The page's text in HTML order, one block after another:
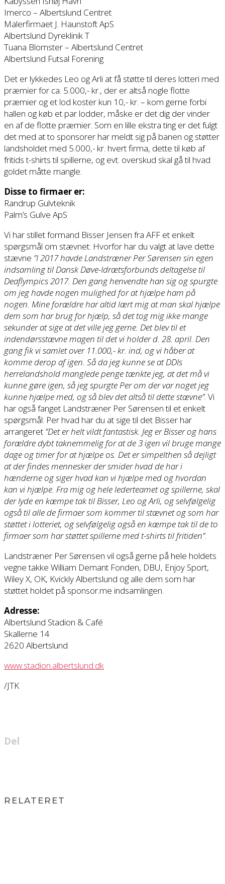
Imerco – Albertslund Centret
Malerfirmaet J. Haunstoft ApS
Albertslund Dyreklinik T
Tuana Blomster – Albertslund Centret
Albertslund Futsal Forening
Det er lykkedes Leo og Arli at få støtte til deres lotteri med
præmier for ca. 5.000,- kr., der er altså nogle flotte
præmier og et lod koster kun 10,- kr. – kom gerne forbi
hallen og køb et par lodder, måske er det dig der vinder
en af de flotte præmier. Som en lille ekstra ting er det fulgt
det med at to sponsorer har meldt sig på banen og støtter
landsholdet med 5.000,- kr. hvert firma, dette til køb af
fritids t-shirts til spillerne, og evt. overskud skal gå til hvad
goldet måtte mangle.
Disse to firmaer er:
Randrup Gulvteknik
Palm’s Gulve ApS
Vi har stillet formand Bisser Jensen fra AFF et enkelt
spørgsmål om stævnet: Hvorfor har du valgt at lave dette
stævne ”I 2017 havde Landstræner Per Sørensen sin egen
indsamling til Dansk Døve-Idrætsforbunds deltagelse til
Deaflympics 2017. Den gang henvendte han sig og spurgte
om jeg havde nogen mulighed for at hjælpe ham på
nogen. Mine forældre har altid lært mig at man skal hjælpe
dem som har brug for hjælp, så det tog mig ikke mange
sekunder at sige at det ville jeg gerne. Det blev til et
indendørsstævne magen til det vi holder d. 28. april. Den
gang fik vi samlet over 11.000,- kr. ind, og vi håber at
komme derop af igen. Så da jeg kunne se at DDIs
herrelandshold manglede penge tænkte jeg, at det må vi
kunne gøre igen, så jeg spurgte Per om der var noget jeg
kunne hjælpe med, og så blev det altså til dette stævne”. Vi
har også fanget Landstræner Per Sørensen til et enkelt
spørgsmål: Per hvad har du at sige til det Bisser har
arrangeret ”Det er helt vildt fantastisk. Jeg er Bisser og hans
forældre dybt taknemmelig for at de 3 igen vil bruge mange
dage og timer for at hjælpe os. Det er simpelthen så dejligt
at der findes mennesker der smider hvad de har i
hænderne og siger hvad kan vi hjælpe med og hvordan
kan vi hjælpe. Fra mig og hele lederteamet og spillerne, skal
der lyde en kæmpe tak til Bisser, Leo og Arli, og selvfølgelig
også til alle de firmaer som kommer til stævnet og som har
støttet i lotteriet, og selvfølgelig også en kæmpe tak til de to
firmaer som har støttet spillerne med t-shirts til fritiden”.
Landstræner Per Sørensen vil også gerne på hele holdets
vegne takke William Demant Fonden, DBU, Enjoy Sport,
Wiley X, OK, Kvickly Albertslund og alle dem som har
støttet holdet på sponsor.me indsamlingen.
Adresse:
Albertslund Stadion & Café
Skallerne 14
2620 Albertslund
www.stadion.albertslund.dk
/JTK
Del
RELATERET